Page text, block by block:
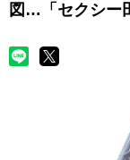
図…「セクシー